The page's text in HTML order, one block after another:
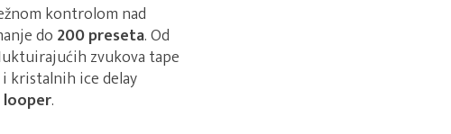
kontrolom nad
do 200 preseta. Od
zvukova tape
kristalnih ice delay
.